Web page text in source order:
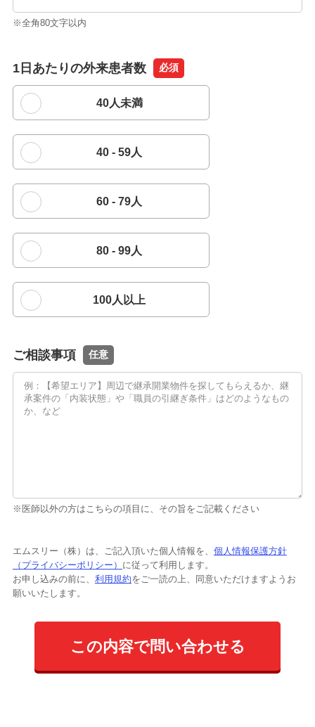
※全角80文字以内
1日あたりの外来患者数 必須
40人未満
40 - 59人
60 - 79人
80 - 99人
100人以上
ご相談事項 任意
※医師以外の方はこちらの項目に、その旨をご記載ください
エムスリー（株）は、ご記入頂いた個人情報を、 個人情報保護方針
（プライバシーポリシー） に従って利用します。
お申し込みの前に、 利用規約をご一読の上、同意いただけますようお
願いいたします。